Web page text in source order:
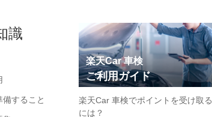
識
すること
楽天Car 車検
ご利用ガイド
楽天Car 車検でポイントを受け取る
には？